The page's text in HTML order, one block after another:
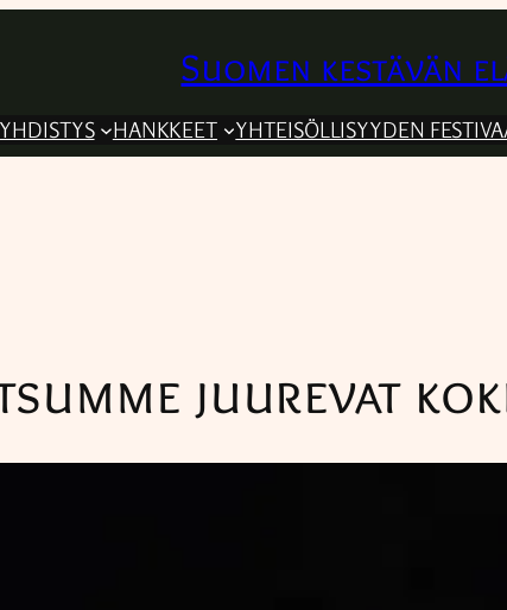
Suomen kestävän
YHDISTYS HANKKEET YHTEISÖLLISYYDEN
juurevat